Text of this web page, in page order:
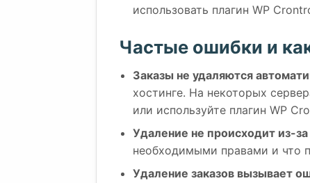
использовать плагин WP
Частые ошибки и
Заказы не удаляются
хостинге. На некоторых
или используйте плагин WP
Удаление не происходит из-
необходимыми правами и что
Удаление заказов вызывает